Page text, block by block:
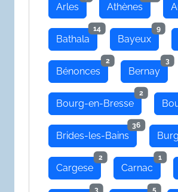
Arles Athènes
Bathala
14
Bayeux
9
Bénonces
2
Bernay
3
Bourg-en-Bresse
2
Brides-les-Bains
36
Cargese
2
Carnac
1
3 5